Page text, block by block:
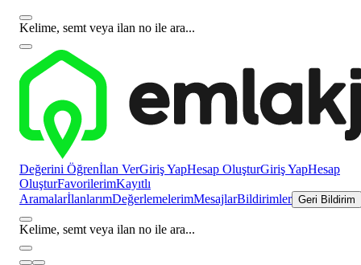
Kelime, semt veya ilan no ile ara...
Değerini Öğrenİlan VerGiriş YapHesap OluşturGiriş YapHesap
OluşturFavorilerimKayıtlı
AramalarİlanlarımDeğerlemelerimMesajlarBildirimler Geri Bildirim
Kelime, semt veya ilan no ile ara...